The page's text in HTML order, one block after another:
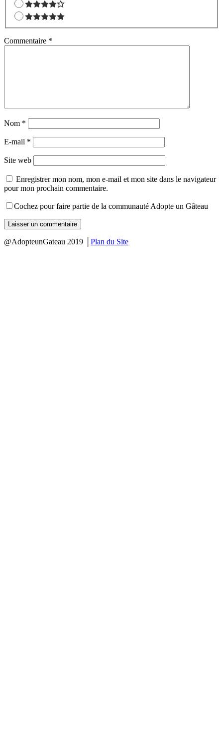
Commentaire *
Nom *
E-mail *
Site web
Enregistrer mon nom, mon e-mail et mon site dans le navigateur
pour mon prochain commentaire.
Cochez pour faire partie de la communauté Adopte un Gâteau
@AdopteunGateau 2019 │ Plan du Site